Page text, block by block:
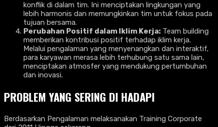
konflik di dalam tim. Ini menciptakan lingkungan yang
lebih harmonis dan memungkinkan tim untuk fokus pada
tujuan bersama.
Perubahan Positif dalam Iklim Kerja: Team building
memberikan kontribusi positif terhadap iklim kerja.
Melalui pengalaman yang menyenangkan dan interaktif,
para karyawan merasa lebih terhubung satu sama lain,
menciptakan atmosfer yang mendukung pertumbuhan
dan inovasi.
PROBLEM YANG SERING DI HADAPI
Berdasarkan Pengalaman melaksanakan Training Corporate